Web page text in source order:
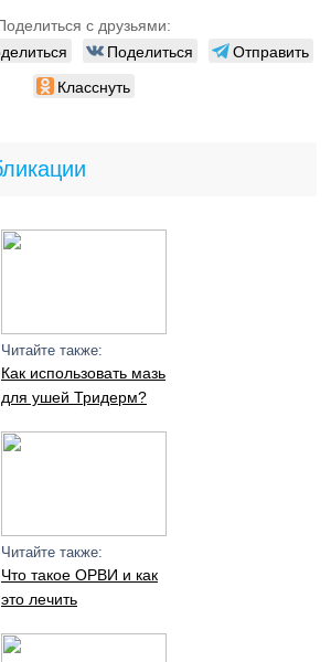
с друзьями:
Поделиться
Отправить
Класснуть
Читайте также:
Как использовать мазь
для ушей Тридерм?
Читайте также:
Что такое ОРВИ и как
это лечить